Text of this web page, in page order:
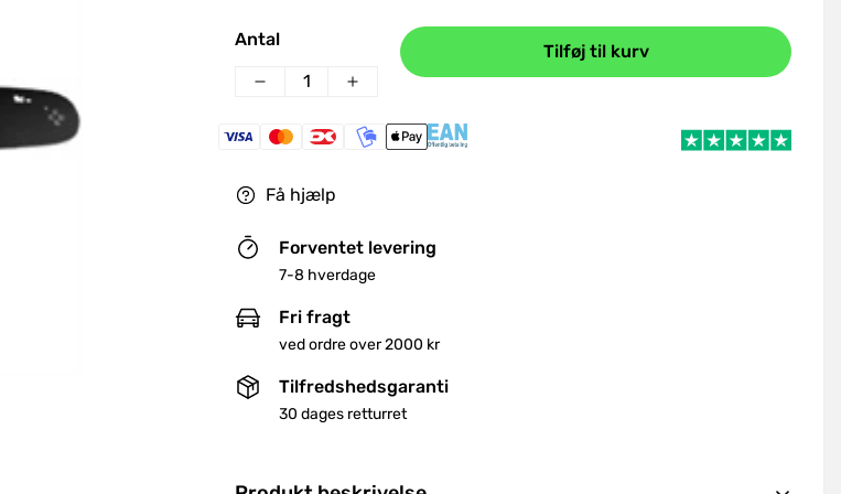
Antal
Tilføj til kurv
Få hjælp
Forventet levering
7-8 hverdage
Fri fragt
ved ordre over 2000 kr
Tilfredshedsgaranti
30 dages retturret